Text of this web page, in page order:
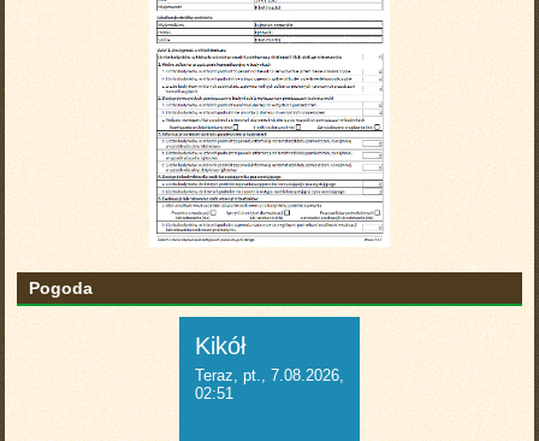
Pogoda